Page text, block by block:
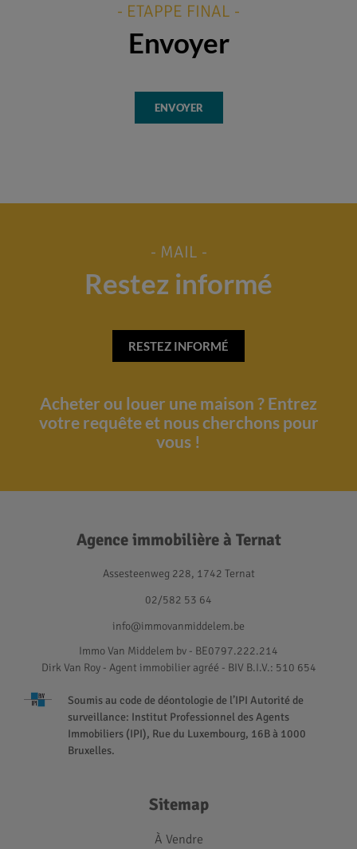
- ETAPPE FINAL -
Envoyer
ENVOYER
- MAIL -
Restez informé
RESTEZ INFORMÉ
Acheter ou louer une maison ? Entrez
votre requête et nous cherchons pour
vous !
Agence immobilière à Ternat
Assesteenweg 228, 1742 Ternat
02/582 53 64
info@immovanmiddelem.be
Immo Van Middelem bv - BE0797.222.214
Dirk Van Roy - Agent immobilier agréé - BIV B.I.V.: 510 654
Soumis au code de déontologie de l’IPI Autorité de
surveillance: Institut Professionnel des Agents
Immobiliers (IPI), Rue du Luxembourg, 16B à 1000
Bruxelles.
Sitemap
À Vendre